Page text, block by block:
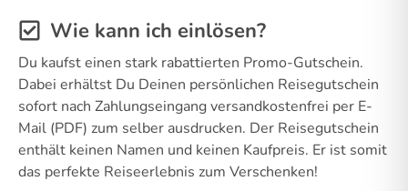
Wie kann ich einlösen?
Du kaufst einen stark rabattierten Promo-Gutschein.
Dabei erhältst Du Deinen persönlichen Reisegutschein
sofort nach Zahlungseingang versandkostenfrei per E-
Mail (PDF) zum selber ausdrucken. Der Reisegutschein
enthält keinen Namen und keinen Kaufpreis. Er ist somit
das perfekte Reiseerlebnis zum Verschenken!